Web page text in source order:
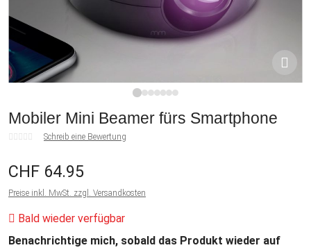
Mobiler Mini Beamer fürs Smartphone
Schreib eine Bewertung
CHF 64.95
Preise inkl. MwSt. zzgl. Versandkosten
Bald wieder verfügbar
Benachrichtige mich, sobald das Produkt wieder auf